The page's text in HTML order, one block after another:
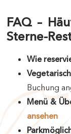
FAQ –
Sterne-
Wie
Buchung
Menü &
ansehen